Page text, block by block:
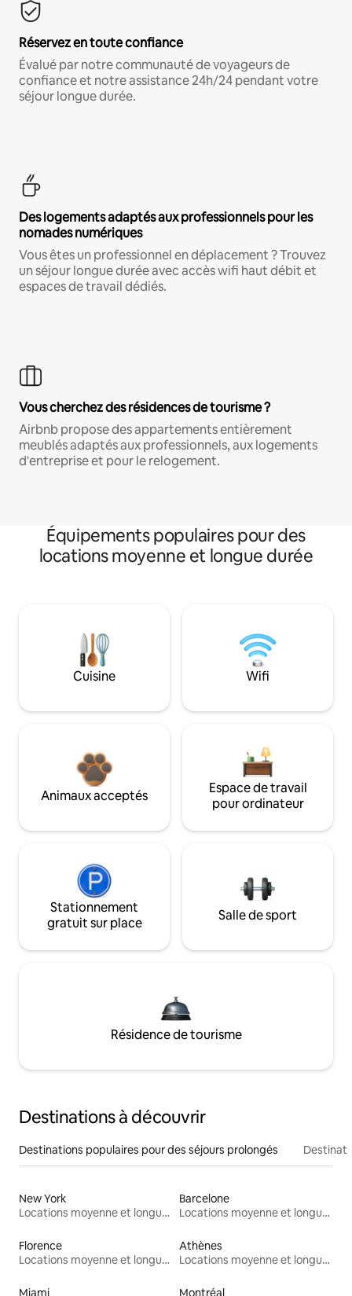
Réservez en toute confiance
Évalué par notre communauté de voyageurs de
confiance et notre assistance 24h/24 pendant votre
séjour longue durée.
Des logements adaptés aux professionnels pour les
nomades numériques
Vous êtes un professionnel en déplacement ? Trouvez
un séjour longue durée avec accès wifi haut débit et
espaces de travail dédiés.
Vous cherchez des résidences de tourisme ?
Airbnb propose des appartements entièrement
meublés adaptés aux professionnels, aux logements
d'entreprise et pour le relogement.
Équipements populaires pour des
locations moyenne et longue durée
Cuisine Wifi
Animaux acceptés
Espace de travail
pour ordinateur
Stationnement
gratuit sur place
Salle de sport
Résidence de tourisme
Destinations à découvrir
Destinations populaires pour des séjours prolongés
New York
Locations moyenne et longue durée
Barcelone
Locations moyenne et longue durée
Florence
Locations moyenne et longue durée
Athènes
Locations moyenne et longue durée
Miami Montréal